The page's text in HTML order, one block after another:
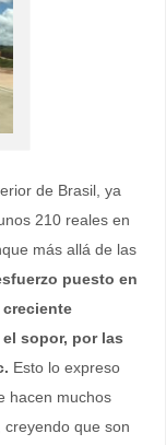
de Brasil, ya
210 reales en
más allá de las
puesto en
sopor, por las
Esto lo expreso
hacen muchos
que son